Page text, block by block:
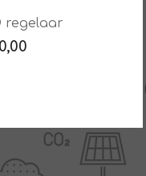
regelaar